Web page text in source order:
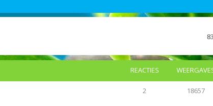
REACTIES
2 18657